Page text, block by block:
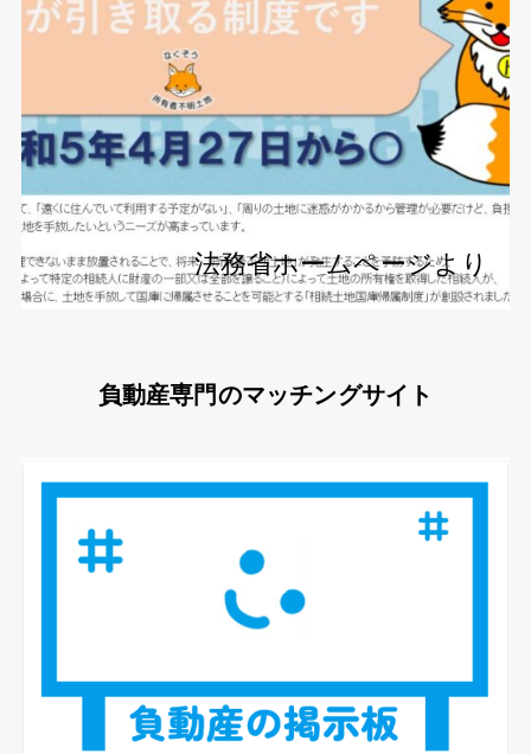
法務省ホームページより
負動産専門のマッチングサイト